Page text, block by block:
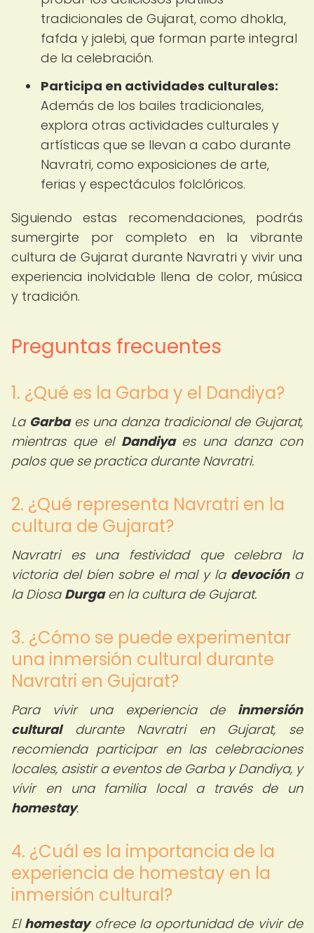
tradicionales de Gujarat, como dhokla,
fafda y jalebi, que forman parte integral
de la celebración.
Participa en actividades culturales:
Además de los bailes tradicionales,
explora otras actividades culturales y
artísticas que se llevan a cabo durante
Navratri, como exposiciones de arte,
ferias y espectáculos folclóricos.
Siguiendo estas recomendaciones, podrás
sumergirte por completo en la vibrante
cultura de Gujarat durante Navratri y vivir una
experiencia inolvidable llena de color, música
y tradición.
Preguntas frecuentes
1. ¿Qué es la Garba y el Dandiya?
La Garbaes una danza tradicional de Gujarat,
mientras que el Dandiyaes una danza con
palos que se practica durante Navratri.
2. ¿Qué representa Navratri en la
cultura de Gujarat?
Navratri es una festividad que celebra la
victoria del bien sobre el mal y la devocióna
la Diosa Durgaen la cultura de Gujarat.
3. ¿Cómo se puede experimentar
una inmersión cultural durante
Navratri en Gujarat?
Para vivir una experiencia de inmersión
culturaldurante Navratri en Gujarat, se
recomienda participar en las celebraciones
locales, asistir a eventos de Garba y Dandiya, y
vivir en una familia local a través de un
homestay.
4. ¿Cuál es la importancia de la
experiencia de homestay en la
inmersión cultural?
El homestayofrece la oportunidad de vivir de